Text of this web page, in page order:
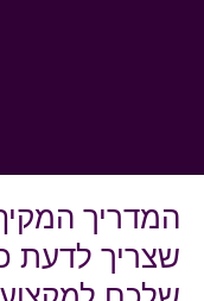
שצריך לדעת